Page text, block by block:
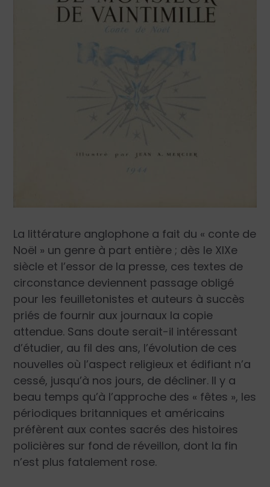
La littérature anglophone a fait du « conte de
Noël » un genre à part entière ; dès le XIXe
siècle et l’essor de la presse, ces textes de
circonstance deviennent passage obligé
pour les feuilletonistes et auteurs à succès
priés de fournir aux journaux la copie
attendue. Sans doute serait-il intéressant
d’étudier, au fil des ans, l’évolution de ces
nouvelles où l’aspect religieux et édifiant n’a
cessé, jusqu’à nos jours, de décliner. Il y a
beau temps qu’à l’approche des « fêtes », les
périodiques britanniques et américains
préfèrent aux contes sacrés des histoires
policières sur fond de réveillon, dont la fin
n’est plus fatalement rose.